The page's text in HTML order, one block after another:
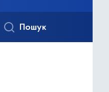
Пошук